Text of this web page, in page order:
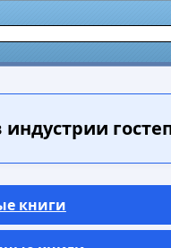
книги